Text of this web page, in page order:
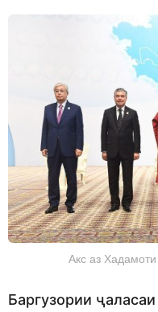
Акс аз
Баргузории